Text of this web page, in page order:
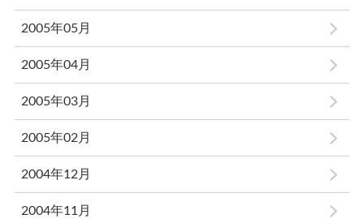
2005年05月
2005年04月
2005年03月
2005年02月
2004年12月
2004年11月